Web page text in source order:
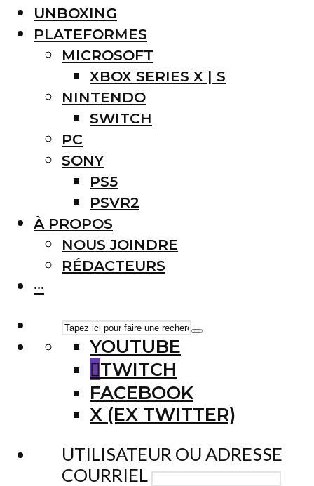
UNBOXING
PLATEFORMES
MICROSOFT
XBOX SERIES X | S
NINTENDO
SWITCH
PC
SONY
PS5
PSVR2
À PROPOS
NOUS JOINDRE
RÉDACTEURS
···
YOUTUBE
TWITCH
FACEBOOK
X (EX TWITTER)
UTILISATEUR OU ADRESSE
COURRIEL